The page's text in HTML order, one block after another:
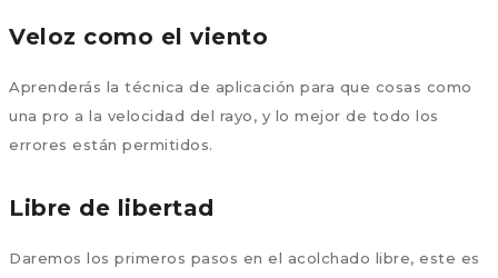
Veloz como el viento
Aprenderás la técnica de aplicación para que cosas como
una pro a la velocidad del rayo, y lo mejor de todo los
errores están permitidos.
Libre de libertad
Daremos los primeros pasos en el acolchado libre, este es